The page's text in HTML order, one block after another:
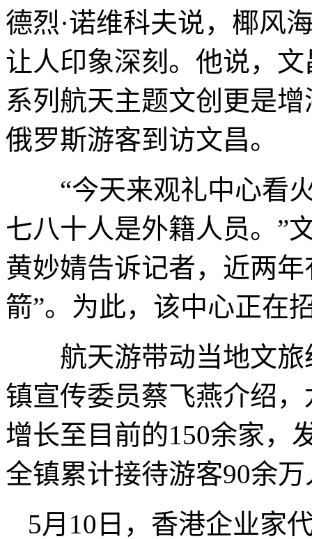
德烈·诺维科夫说，椰风
让人印象深刻。他说，
系列航天主题文创更是
俄罗斯游客到访文昌。
“今天来观礼中心看火
七八十人是外籍人员。”
黄妙婧告诉记者，近两
箭”。为此，该中心正在
航天游带动当地文旅
镇宣传委员蔡飞燕介绍
增长至目前的150余家，
全镇累计接待游客90余
5月10日，香港企业家